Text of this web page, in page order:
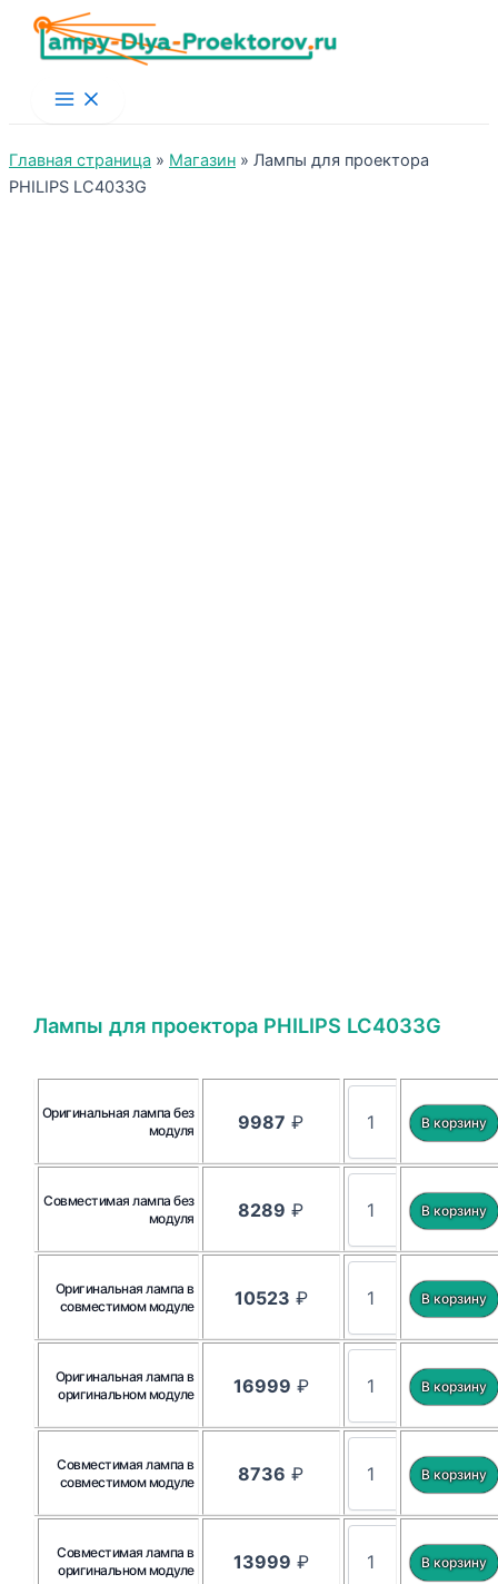
Main
Menu
Главная страница » Магазин » Лампы для проектора
PHILIPS LC4033G
Лампы для проектора PHILIPS LC4033G
Оригинальная лампа без
модуля
9987 ₽
Совместимая лампа без
модуля
8289 ₽
Оригинальная лампа в
совместимом модуле
10523 ₽
Оригинальная лампа в
оригинальном модуле
16999 ₽
Совместимая лампа в
совместимом модуле
8736 ₽
Совместимая лампа в
оригинальном модуле
13999 ₽